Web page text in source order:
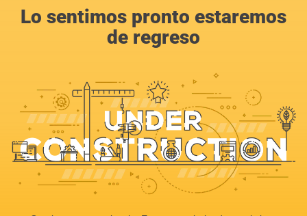
Lo sentimos pronto estaremos
de regreso